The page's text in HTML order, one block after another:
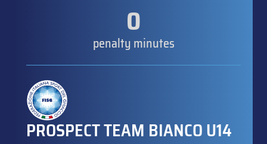
0
penalty minutes
PROSPECT TEAM BIANCO U14